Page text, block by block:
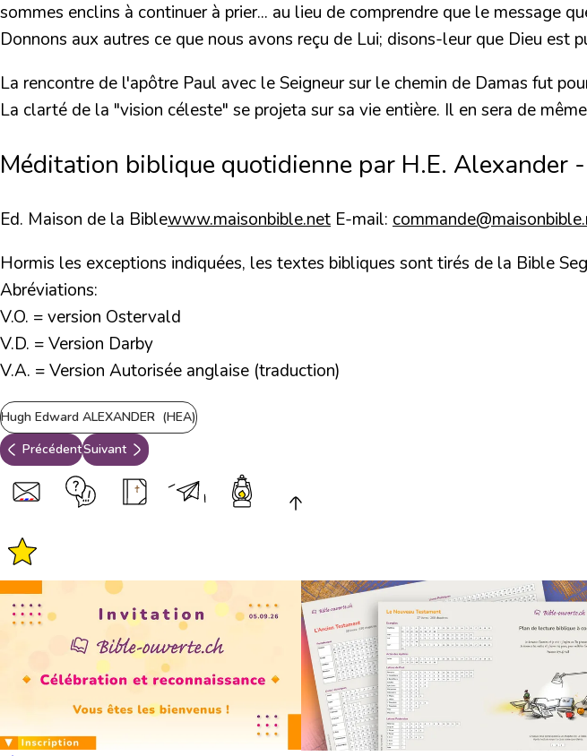
sommes enclins à continuer à prier... au lieu de comprendre que le message
Donnons aux autres ce que nous avons reçu de Lui; disons-leur que Dieu est
La rencontre de l'apôtre Paul avec le Seigneur sur le chemin de Damas fut
La clarté de la "vision céleste" se projeta sur sa vie entière. Il en sera de
Méditation biblique quotidienne par H.E. Alexander
Ed. Maison de la Biblewww.maisonbible.net E-mail:
Hormis les exceptions indiquées, les textes bibliques sont tirés de la Bible
Abréviations:
V.O. = version Ostervald
V.D. = Version Darby
V.A. = Version Autorisée anglaise (traduction)
Hugh Edward ALEXANDER (HEA)
PrécédentSuivant